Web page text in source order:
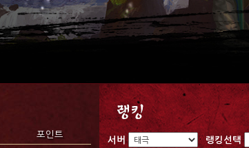
포인트
서버 랭킹선택